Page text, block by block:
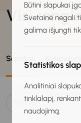
Būtini slapukai
Svetainė negali
galima išjungti
Statistikos
Analitiniai
tinklalapį,
naudojimą.
Visi
Sąrašas